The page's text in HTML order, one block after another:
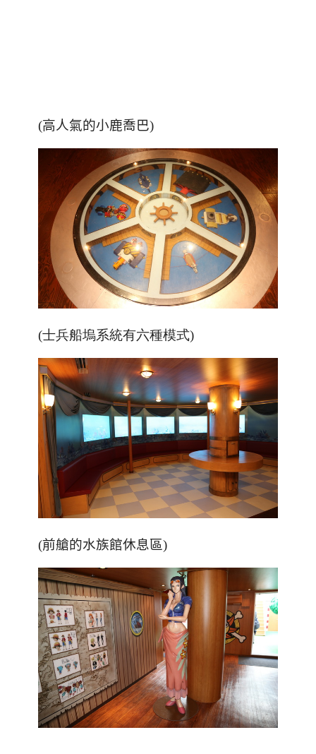
(高人氣的小鹿喬巴)
(士兵船塢系統有六種模式)
(前艙的水族館休息區)